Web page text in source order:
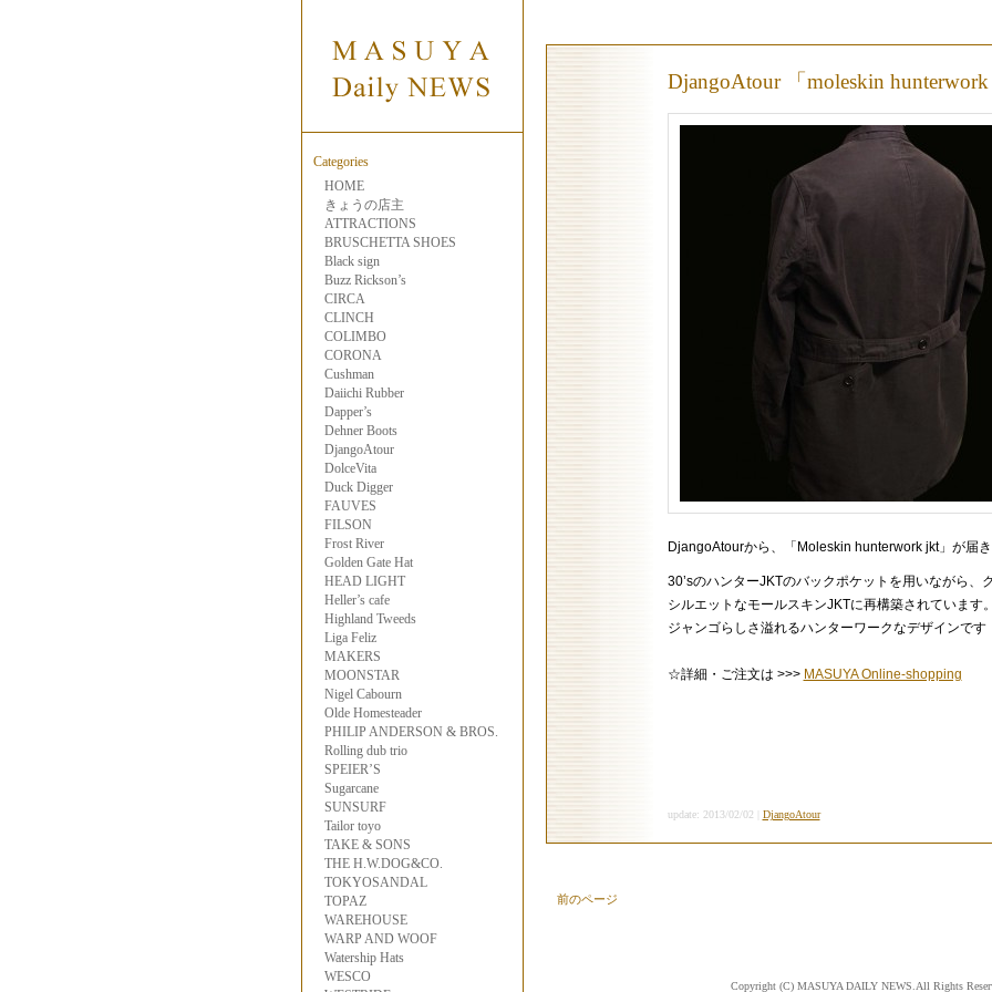
Categories
HOME
きょうの店主
ATTRACTIONS
BRUSCHETTA SHOES
Black sign
Buzz Rickson’s
CIRCA
CLINCH
COLIMBO
CORONA
Cushman
Daiichi Rubber
Dapper’s
Dehner Boots
DjangoAtour
DolceVita
Duck Digger
FAUVES
FILSON
Frost River
Golden Gate Hat
HEAD LIGHT
Heller’s cafe
Highland Tweeds
Liga Feliz
MAKERS
MOONSTAR
Nigel Cabourn
Olde Homesteader
PHILIP ANDERSON & BROS.
Rolling dub trio
SPEIER’S
Sugarcane
SUNSURF
Tailor toyo
TAKE & SONS
THE H.W.DOG&CO.
TOKYOSANDAL
TOPAZ
WAREHOUSE
WARP AND WOOF
Watership Hats
WESCO
DjangoAtour 「moleskin
DjangoAtourから、「Moleskin hunterwork jkt」が届
30’sのハンターJKTのバックポケットを用いながら、
シルエットなモールスキンJKTに再構築されています
ジャンゴらしさ溢れるハンターワークなデザインです
☆詳細・ご注文は >>> MASUYA Online-shopping
update: 2013/02/02 | DjangoAtour
前のページ
Copyright (C) MASUYA DAILY NEWS.All Rights